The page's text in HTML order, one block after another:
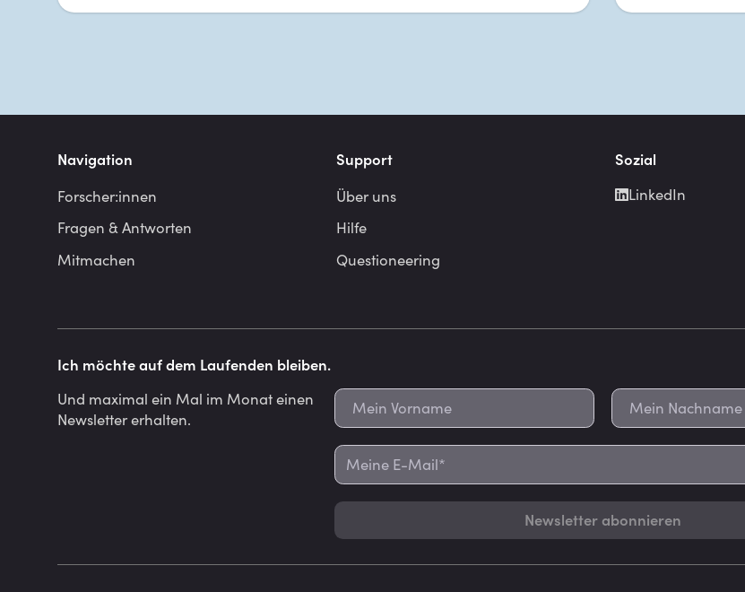
Navigation
Forscher:innen
Fragen & Antworten
Mitmachen
Support
Über uns
Hilfe
Questioneering
Sozial
LinkedIn
Ich möchte auf dem Laufenden bleiben.
Und maximal ein Mal im Monat einen
Newsletter erhalten.
Newsletter abonnieren